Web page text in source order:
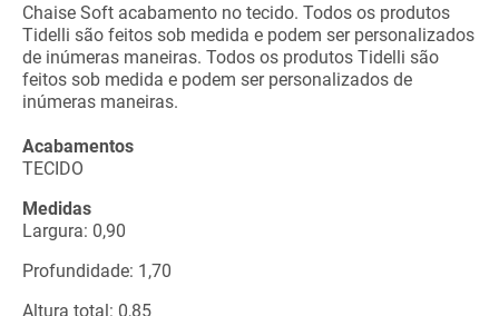
Chaise Soft acabamento no tecido. Todos os produtos
Tidelli são feitos sob medida e podem ser personalizados
de inúmeras maneiras. Todos os produtos Tidelli são
feitos sob medida e podem ser personalizados de
inúmeras maneiras.
Acabamentos
TECIDO
Medidas
Largura: 0,90
Profundidade: 1,70
Altura total: 0,85